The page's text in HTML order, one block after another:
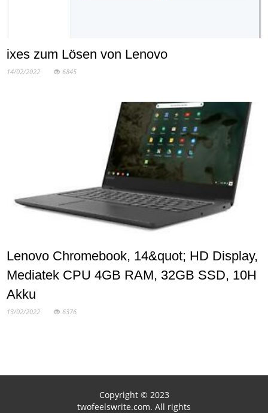
ixes zum Lösen von Lenovo
14/02/2022 6845
Lenovo Chromebook, 14&quot; HD Display,
Mediatek CPU 4GB RAM, 32GB SSD, 10H
Akku
13/02/2022 6376
Copyright © 2023
twofeelswrite.com. All rights